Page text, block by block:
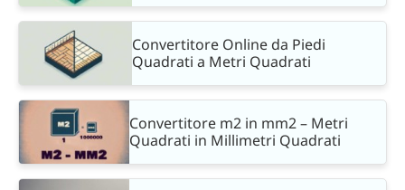
Convertitore Online da Piedi
Quadrati a Metri Quadrati
Convertitore m2 in mm2 – Metri
Quadrati in Millimetri Quadrati